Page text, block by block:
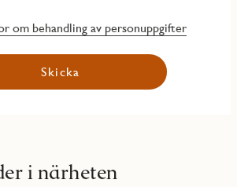
om behandling av personuppgifter
Skicka
i närheten